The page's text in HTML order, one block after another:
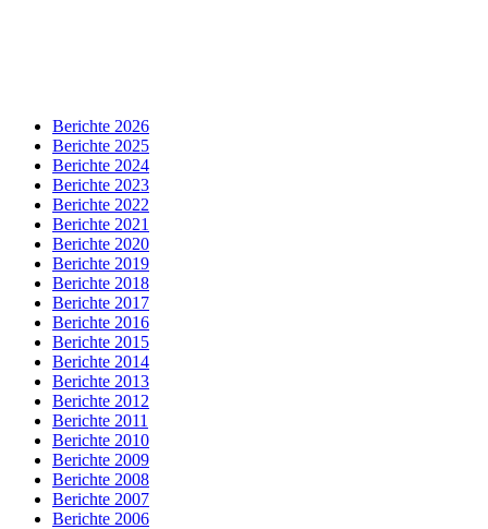
Berichte 2026
Berichte 2025
Berichte 2024
Berichte 2023
Berichte 2022
Berichte 2021
Berichte 2020
Berichte 2019
Berichte 2018
Berichte 2017
Berichte 2016
Berichte 2015
Berichte 2014
Berichte 2013
Berichte 2012
Berichte 2011
Berichte 2010
Berichte 2009
Berichte 2008
Berichte 2007
Berichte 2006